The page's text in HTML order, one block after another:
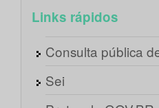
Links rápidos
Consulta pública
Sei